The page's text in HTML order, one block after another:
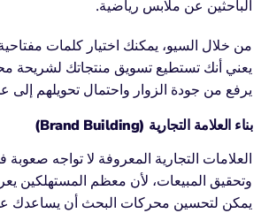
الباحثين عن ملابس رياضية.
من خلال السيو، يمكنك اختيار كلمات
يعني أنك تستطيع تسويق منتجاتك لشريحة
يرفع من جودة الزوار واحتمال تحويلهم إلى
بناء العلامة التجارية (Brand Building)
العلامات التجارية المعروفة لا تواجه
وتحقيق المبيعات، لأن معظم المستهلكين
يمكن لتحسين محركات البحث أن يساعدك